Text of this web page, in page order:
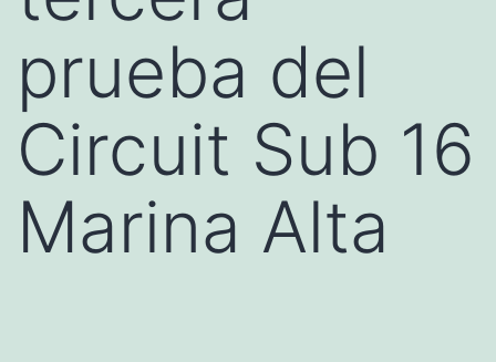
prueba del
Circuit Sub 16
Marina Alta